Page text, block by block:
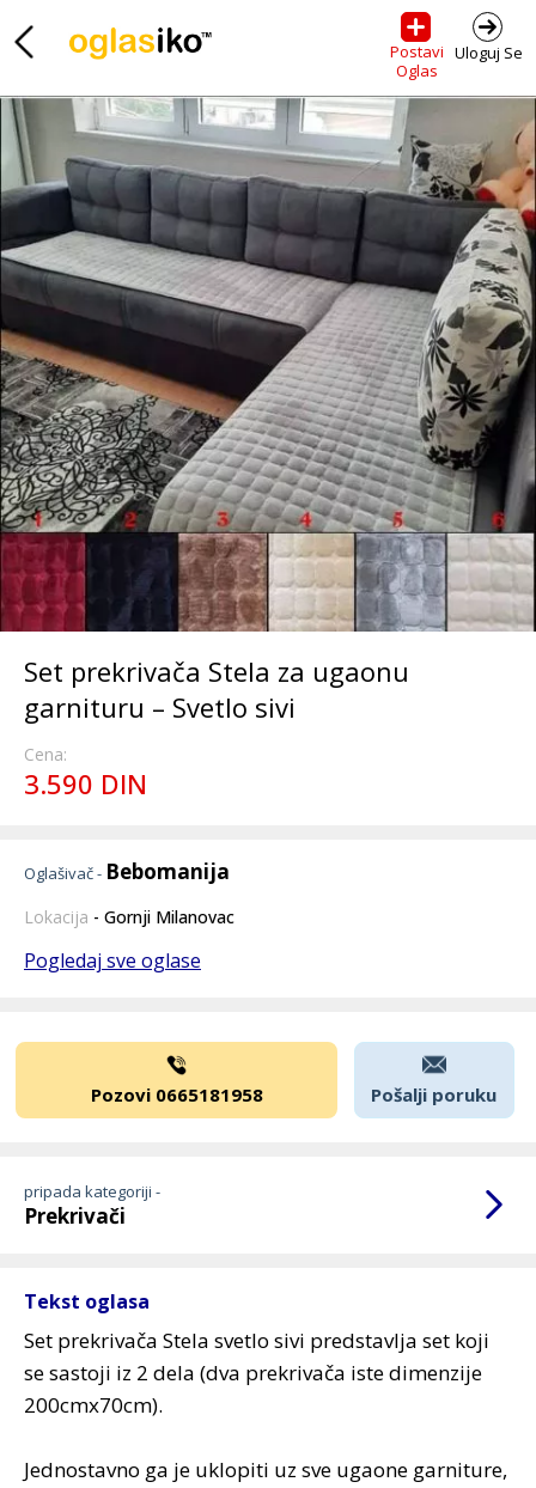
Postavi
Oglas
Uloguj Se
Set prekrivača Stela za ugaonu
garnituru – Svetlo sivi
Cena:
3.590 DIN
Oglašivač - Bebomanija
Lokacija - Gornji Milanovac
Pogledaj sve oglase
Pozovi 0665181958 Pošalji poruku
pripada kategoriji -
Prekrivači
Tekst oglasa
Set prekrivača Stela svetlo sivi predstavlja set koji
se sastoji iz 2 dela (dva prekrivača iste dimenzije
200cmx70cm).
Jednostavno ga je uklopiti uz sve ugaone garniture,